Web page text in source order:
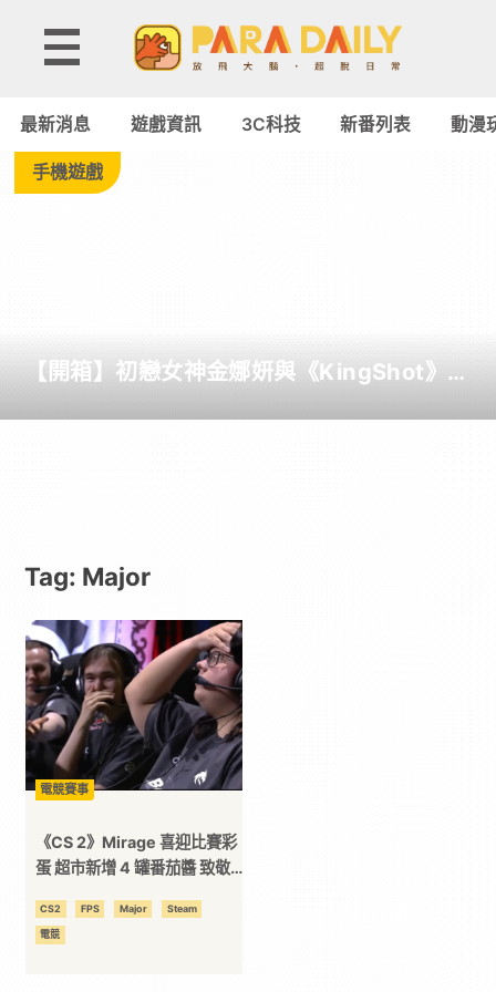
Tag:
-
遊
戲
漫
二
次
元
｜
3C
最新消息 遊戲資訊 3C科技 新番列表 動漫
手機遊戲
【開箱】初戀女神金娜妍與《KingShot》再
Tag: Major
電競賽事
《CS 2》Mirage 喜迎比賽彩
蛋 超市新增 4 罐番茄醬 致敬
CS2 FPS Major Steam
電競